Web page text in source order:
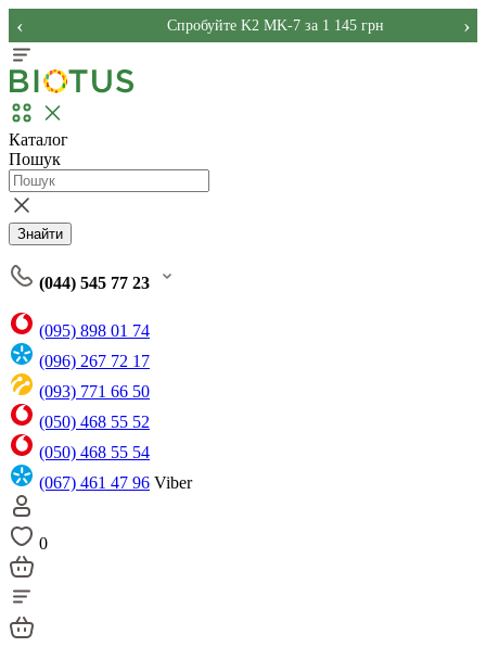
Спробуйте K2 MK-7 за 1 145 грн
‹ ›
Каталог
Пошук
Знайти
(044) 545 77 23
(095) 898 01 74
(096) 267 72 17
(093) 771 66 50
(050) 468 55 52
(050) 468 55 54
(067) 461 47 96 Viber
0